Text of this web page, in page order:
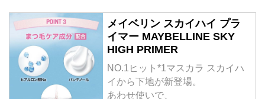
メイベリン スカイハイ プラ
イマー MAYBELLINE SKY
HIGH PRIMER
NO.1ヒット*1マスカラ スカイハ
イから下地が新登場。
あわせ使いで、